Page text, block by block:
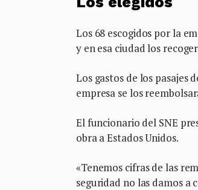
Los 68 escogidos por la
y en esa ciudad los
Los gastos de los
empresa se los
El funcionario del SNE
obra a Estados Unidos.
«Tenemos cifras de las
seguridad no las damos a